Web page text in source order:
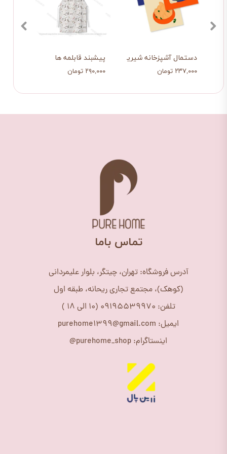
پیشبند قابلمه ها
۲۹۰,۰۰۰ تومان
دستمال آشپزخانه شیرینی
۲۳۷,۰۰۰ تومان
​تماس باما
آدرس فروشگاه: تهران، چیتگر، بلوار علیمردانی
(کوهک)، مجتمع تجاری ریحانه، طبقه اول
تلفن: 09195539970 (10 الی 18 )
ایمیل: purehome1399@gmail.com
اینستاگرام: purehome_shop@